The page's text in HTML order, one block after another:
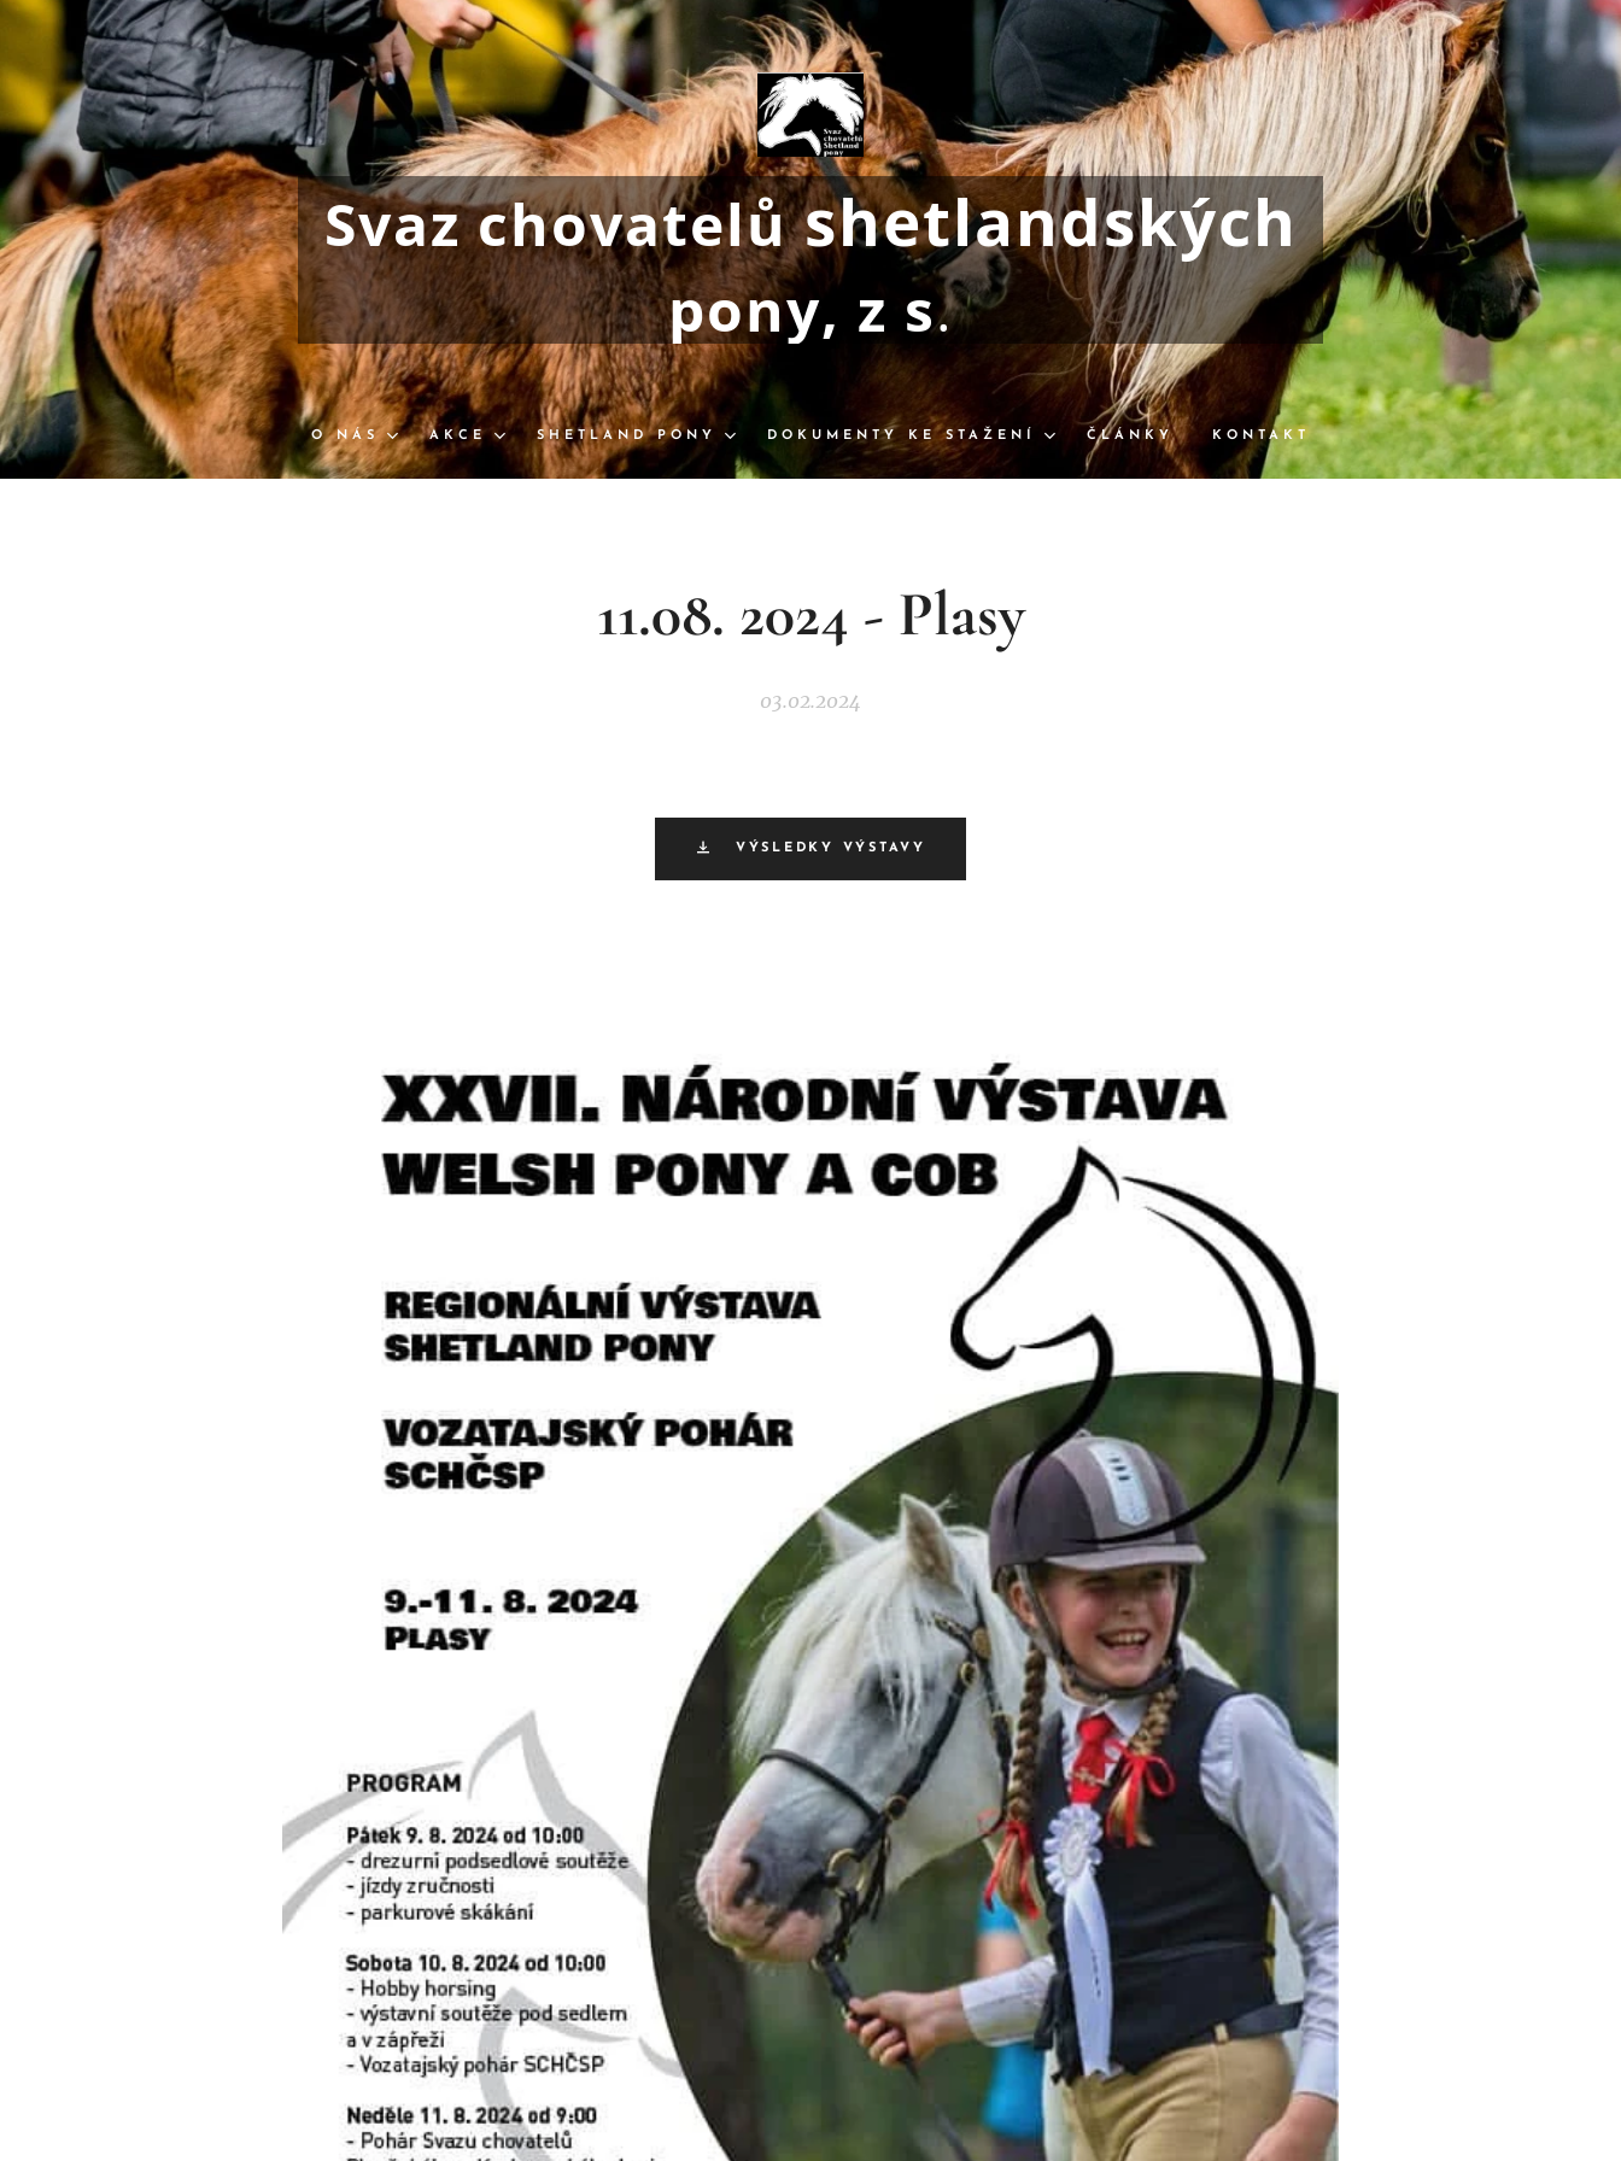
Svaz chovatelůshetlandských
pony, z s.
O NÁS AKCE SHETLAND PONY DOKUMENTY KE STAŽENÍ ČLÁNKY KONTAKT
11.08. 2024 - Plasy
03.02.2024
VÝSLEDKY VÝSTAVY